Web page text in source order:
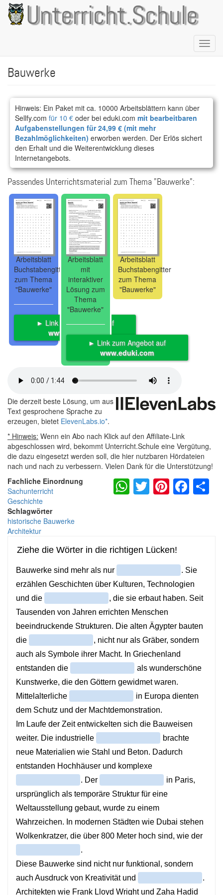
Direkt
zum
Inhalt
Unterricht.Schule
Bauwerke
Hinweis: Ein Paket mit ca. 10000 Arbeitsblättern kann über
Sellfy.com für 10 € oder bei eduki.com mit bearbeitbaren
Aufgabenstellungen für 24,99 € (mit mehr
Bezahlmöglichkeiten) erworben werden. Der Erlös sichert
den Erhalt und die Weiterentwicklung dieses
Internetangebots.
Passendes Unterrichtsmaterial zum Thema "Bauwerke":
Arbeitsblatt
Buchstabengitter
zum Thema
"Bauwerke"
► Link zum Angebot auf
www.eduki.com
Arbeitsblatt
mit
interaktiver
Lösung zum
Thema
"Bauwerke"
► Link zum Angebot auf
www.eduki.com
Arbeitsblatt
Buchstabengitter
zum Thema
"Bauwerke"
Die derzeit beste Lösung, um aus
Text gesprochene Sprache zu
erzeugen, bietet ElevenLabs.io*.
* Hinweis: Wenn ein Abo nach Klick auf den Affiliate-Link
abgeschlossen wird, bekommt Unterricht.Schule eine Vergütung,
die dazu eingesetzt werden soll, die hier nutzbaren Hördateien
nach und nach zu verbessern. Vielen Dank für die Unterstützung!
Fachliche Einordnung
Sachunterricht
Geschichte
Schlagwörter
historische Bauwerke
Architektur
WhatsApp
Twitter